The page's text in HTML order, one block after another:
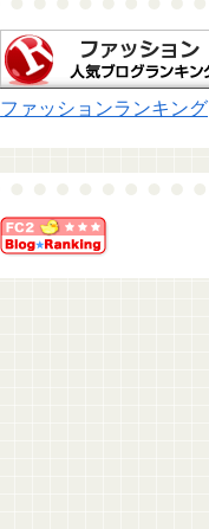
ファッションランキング